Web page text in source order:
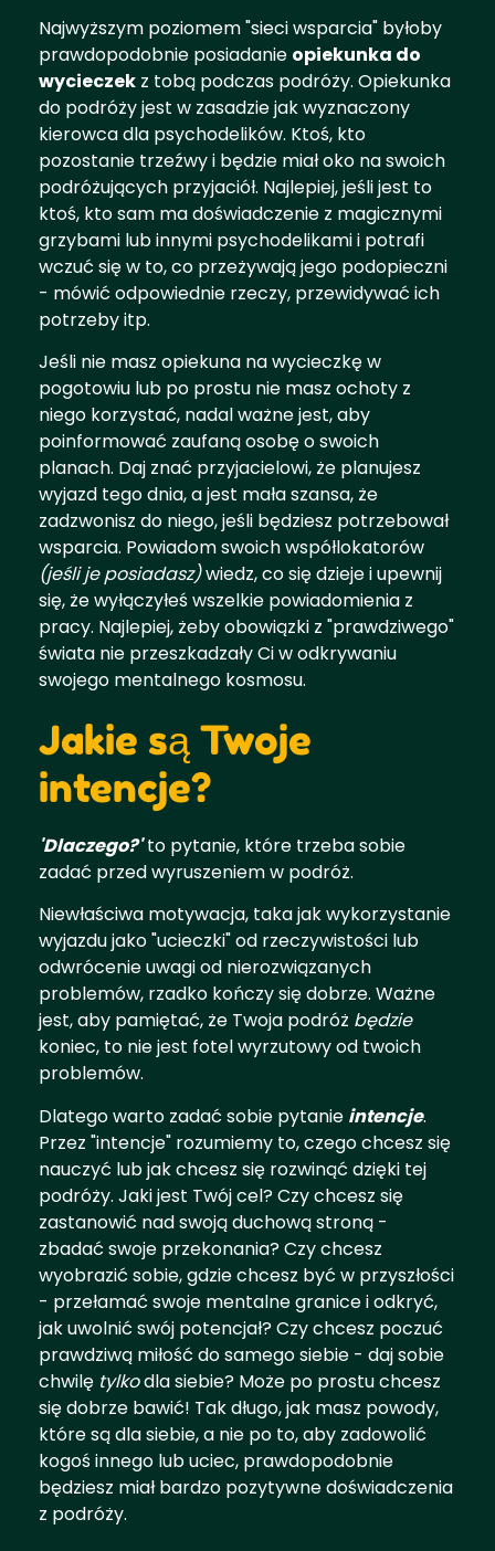
Najwyższym poziomem "sieci wsparcia" byłoby
prawdopodobnie posiadanie opiekunka do
wycieczek z tobą podczas podróży. Opiekunka
do podróży jest w zasadzie jak wyznaczony
kierowca dla psychodelików. Ktoś, kto
pozostanie trzeźwy i będzie miał oko na swoich
podróżujących przyjaciół. Najlepiej, jeśli jest to
ktoś, kto sam ma doświadczenie z magicznymi
grzybami lub innymi psychodelikami i potrafi
wczuć się w to, co przeżywają jego podopieczni
- mówić odpowiednie rzeczy, przewidywać ich
potrzeby itp.
Jeśli nie masz opiekuna na wycieczkę w
pogotowiu lub po prostu nie masz ochoty z
niego korzystać, nadal ważne jest, aby
poinformować zaufaną osobę o swoich
planach. Daj znać przyjacielowi, że planujesz
wyjazd tego dnia, a jest mała szansa, że
zadzwonisz do niego, jeśli będziesz potrzebował
wsparcia. Powiadom swoich współlokatorów
(jeśli je posiadasz)wiedz, co się dzieje i upewnij
się, że wyłączyłeś wszelkie powiadomienia z
pracy. Najlepiej, żeby obowiązki z "prawdziwego"
świata nie przeszkadzały Ci w odkrywaniu
swojego mentalnego kosmosu.
Jakie są Twoje
intencje?
'Dlaczego?'to pytanie, które trzeba sobie
zadać przed wyruszeniem w podróż.
Niewłaściwa motywacja, taka jak wykorzystanie
wyjazdu jako "ucieczki" od rzeczywistości lub
odwrócenie uwagi od nierozwiązanych
problemów, rzadko kończy się dobrze. Ważne
jest, aby pamiętać, że Twoja podróż będzie
koniec, to nie jest fotel wyrzutowy od twoich
problemów.
Dlatego warto zadać sobie pytanie intencje.
Przez "intencje" rozumiemy to, czego chcesz się
nauczyć lub jak chcesz się rozwinąć dzięki tej
podróży. Jaki jest Twój cel? Czy chcesz się
zastanowić nad swoją duchową stroną -
zbadać swoje przekonania? Czy chcesz
wyobrazić sobie, gdzie chcesz być w przyszłości
- przełamać swoje mentalne granice i odkryć,
jak uwolnić swój potencjał? Czy chcesz poczuć
prawdziwą miłość do samego siebie - daj sobie
chwilę tylkodla siebie? Może po prostu chcesz
się dobrze bawić! Tak długo, jak masz powody,
które są dla siebie, a nie po to, aby zadowolić
kogoś innego lub uciec, prawdopodobnie
będziesz miał bardzo pozytywne doświadczenia
z podróży.